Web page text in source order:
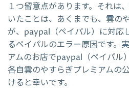
１つ留意点があります。それは
いたことは、あくまでも、雲の
が、paypal（ペイパル）に対応
るペイパルのエラー原因です。
アムのお店でpaypal（ペイパル
各自雲のやすらぎプレミアムの
けると幸いです。